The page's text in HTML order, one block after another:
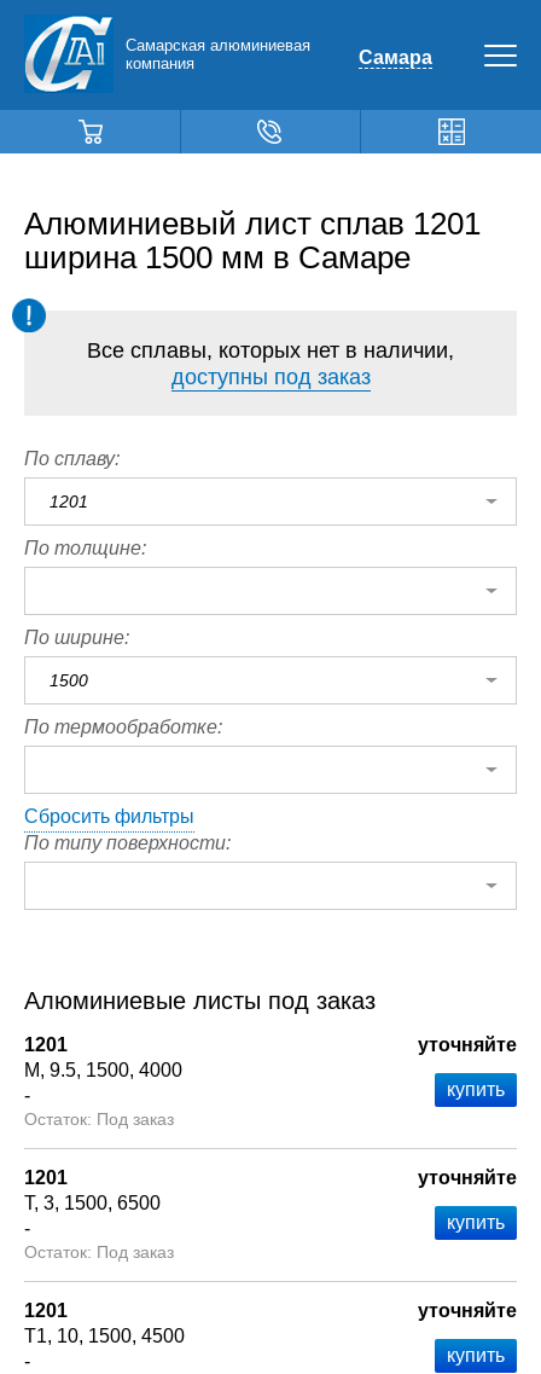
Самарская алюминиевая
компания
Самара
Алюминиевый лист сплав 1201
ширина 1500 мм в Самаре
Все сплавы, которых нет в наличии,
доступны под заказ
По сплаву:
1201
По толщине:
По ширине:
1500
По термообработке:
Сбросить фильтры
По типу поверхности:
Алюминиевые листы под заказ
1201
М 9.5 1500 4000
-
Под заказ
уточняйте
1201
Т 3 1500 6500
-
Под заказ
уточняйте
1201
Т1 10 1500 4500
-
уточняйте